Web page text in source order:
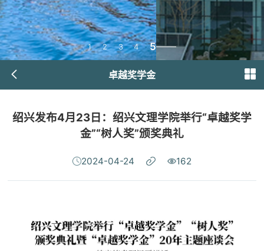
1 2 3 4 5
卓越奖学金
绍兴发布4月23日：绍兴文理学院举行“卓越奖学
金”“树人奖”颁奖典礼
2024-04-24 162